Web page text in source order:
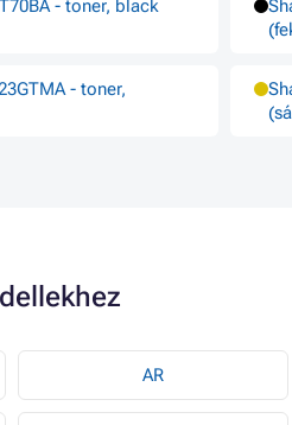
- toner, black
- toner,
AR